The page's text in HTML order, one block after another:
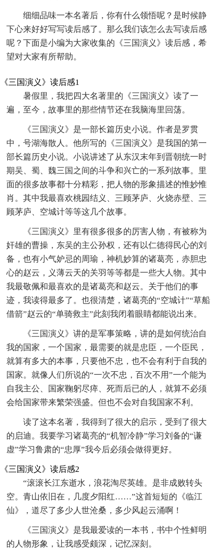
细细品味一本名著后，你有什么领悟呢？是时候静
下心来好好写写读后感了。那么我们该怎么去写读后感
呢？下面是小编为大家收集的《三国演义》读后感，希
望对大家有所帮助。
《三国演义》读后感1
暑假里，我把四大名著里的《三国演义》读了一
遍，至今，故事里的那些情节还在我脑海里回荡。
《三国演义》是一部长篇历史小说。作者是罗贯
中，号湖海散人。他所写的《三国演义》是我国的第一
部长篇历史小说。小说讲述了从东汉末年到晋朝统一时
期吴、蜀、魏三国之间的斗争和兴亡的一系列故事。里
面的很多故事都十分精彩，把人物的形象描述的惟妙惟
肖。其中我最喜欢桃园结义、三顾茅庐、火烧赤壁、三
顾茅庐、空城计等等这几个故事。
《三国演义》里有很多很多的厉害人物，有被称为
奸雄的曹操，东吴的主公孙权，还有以仁德得民心的刘
备，也有小气妒忌的周瑜，神机妙算的诸葛亮，赤胆忠
心的赵云，义薄云天的关羽等等都是一些大人物。其中
我最敬佩和最喜欢的是诸葛亮和赵云。关于他们的事
迹，我读得最多了。也很清楚，诸葛亮的“空城计”“草船
借箭”赵云的“单骑救主”此刻我闭着眼睛都能说出来。
《三国演义》讲的是军事策略，讲的是如何统治自
我的国家，一个国家，最需要的就是忠臣，一个臣民，
就算有多大的本事，只要他不忠，也不会有利于自我的
国家。就像人们所说的“一次不忠，百次不用”一个能为
自我主公、国家鞠躬尽瘁、死而后已的人，就算不必须
会给国家带来繁荣强盛。但也不会对自我国家不利。
读了这本名著，我得到了很大的启示，受到了很大
的启迪。我要学习诸葛亮的“机智冷静”学习刘备的“谦
虚”学习鲁肃的“忠厚”我今后必须会做得更好。
《三国演义》读后感2
“滚滚长江东逝水，浪花淘尽英雄。是非成败转头
空。青山依旧在，几度夕阳红……”这首短短的《临江
仙》，道尽了多少人世沧桑，多少风起云涌啊！
《三国演义》是我最爱读的一本书，书中个性鲜明
的人物形象，让我感受颇深，记忆深刻。